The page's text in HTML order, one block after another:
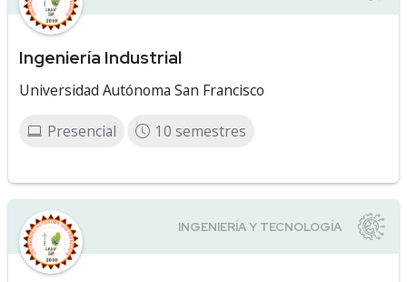
Ingeniería Industrial
Universidad Autónoma San Francisco
Presencial 10 semestres